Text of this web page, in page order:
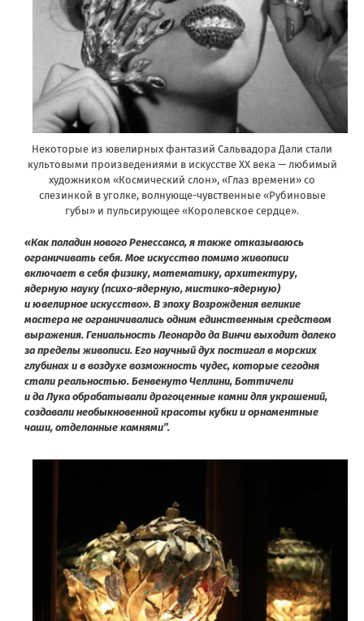
Некоторые из ювелирных фантазий Сальвадора Дали стали
культовыми произведениями в искусстве ХХ века — любимый
художником «Космический слон», «Глаз времени» со
слезинкой в уголке, волнующе-чувственные «Рубиновые
губы» и пульсирующее «Королевское сердце».
«Как паладин нового Ренессанса, я также отказываюсь
ограничивать себя. Мое искусство помимо живописи
включает в себя физику, математику, архитектуру,
ядерную науку (психо-ядерную, мистико-ядерную)
и ювелирное искусство». В эпоху Возрождения великие
мастера не ограничивались одним единственным средством
выражения. Гениальность Леонардо да Винчи выходит далеко
за пределы живописи. Его научный дух постигал в морских
глубинах и в воздухе возможность чудес, которые сегодня
стали реальностью. Бенвенуто Челлини, Боттичели
и да Лука обрабатывали драгоценные камни для украшений,
создавали необыкновенной красоты кубки и орнаментные
чаши, отделанные камнями”.